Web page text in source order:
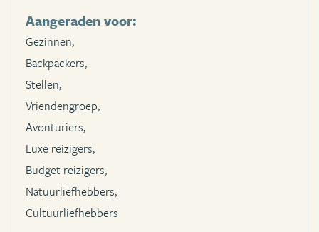
Aangeraden voor:
Gezinnen,
Backpackers,
Stellen,
Vriendengroep,
Avonturiers,
Luxe reizigers,
Budget reizigers,
Natuurliefhebbers,
Cultuurliefhebbers